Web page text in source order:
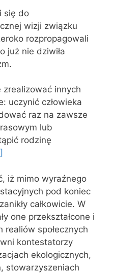
się do
wizji związku
rozpropagowali
już nie dziwiła
zrealizować innych
uczynić człowieka
raz na zawsze
lub
rodzinę
iż mimo wyraźnego
pod koniec
całkowicie. W
one przekształcone i
społecznych
kontestatorzy
ekologicznych,
stowarzyszeniach